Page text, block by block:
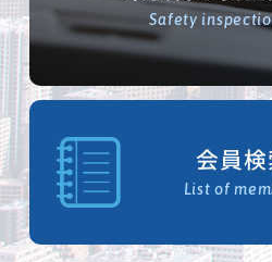
Safety
会員
List of